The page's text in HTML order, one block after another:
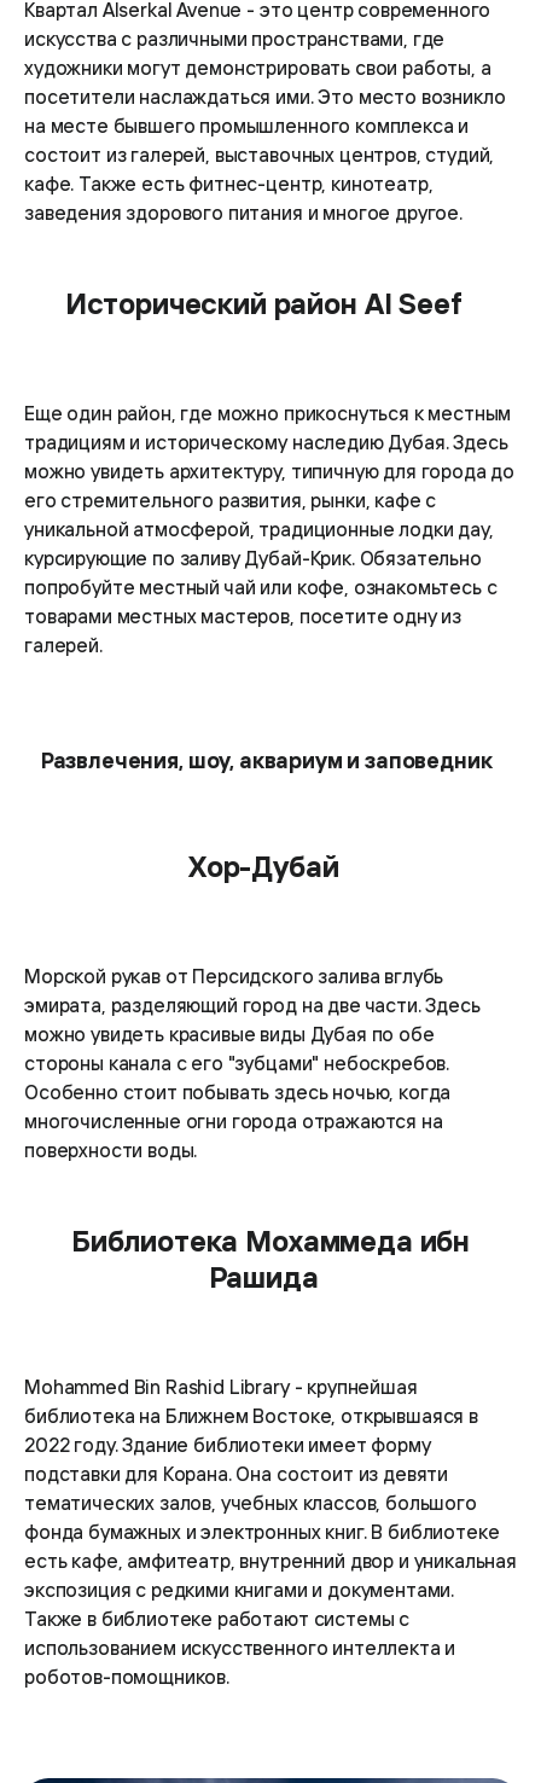
Квартал Alserkal Avenue - это центр современного
искусства с различными пространствами, где
художники могут демонстрировать свои работы, а
посетители наслаждаться ими. Это место возникло
на месте бывшего промышленного комплекса и
состоит из галерей, выставочных центров, студий,
кафе. Также есть фитнес-центр, кинотеатр,
заведения здорового питания и многое другое.
Исторический район Al Seef
Еще один район, где можно прикоснуться к местным
традициям и историческому наследию Дубая. Здесь
можно увидеть архитектуру, типичную для города до
его стремительного развития, рынки, кафе с
уникальной атмосферой, традиционные лодки дау,
курсирующие по заливу Дубай-Крик. Обязательно
попробуйте местный чай или кофе, ознакомьтесь с
товарами местных мастеров, посетите одну из
галерей.
Развлечения, шоу, аквариум и заповедник
Хор-Дубай
Морской рукав от Персидского залива вглубь
эмирата, разделяющий город на две части. Здесь
можно увидеть красивые виды Дубая по обе
стороны канала с его "зубцами" небоскребов.
Особенно стоит побывать здесь ночью, когда
многочисленные огни города отражаются на
поверхности воды.
Библиотека Мохаммеда ибн
Рашида
Mohammed Bin Rashid Library - крупнейшая
библиотека на Ближнем Востоке, открывшаяся в
2022 году. Здание библиотеки имеет форму
подставки для Корана. Она состоит из девяти
тематических залов, учебных классов, большого
фонда бумажных и электронных книг. В библиотеке
есть кафе, амфитеатр, внутренний двор и уникальная
экспозиция с редкими книгами и документами.
Также в библиотеке работают системы с
использованием искусственного интеллекта и
роботов-помощников.